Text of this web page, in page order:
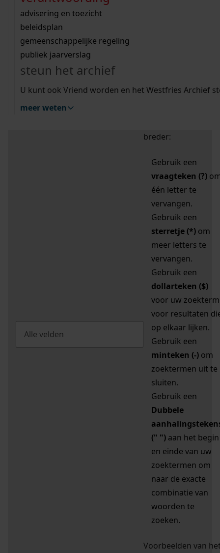
bouwvergunningen
omgevingsvergunningen
vergunningen
beeld en geluid
uitleg nodig?
Wij helpen u op weg met een aantal zoektips.
bekijk alle zoektips
Wij helpen u op weg met een aantal zoektips.
bekijk alle zoektips
bekijk ons geschiedenislokaal
advisering en toezicht
beleidsplan
gemeenschappelijke regeling
publiek jaarverslag
steun het archief
U kunt ook Vriend worden en het Westfries Archief
meer weten
zoektips
Mijn Studiezaal (inloggen)
uw zoekopdracht te
breder:
Gebruik een
vraagteken (?)
één letter te
vervangen.
Gebruik een
sterretje (*) om
meer letters te
vervangen.
Gebruik een
dollarteken ($)
voor uw zoekterm
voor resultaten
op elkaar lijken.
Gebruik een
minteken (-) om
zoektermen uit te
sluiten.
Gebruik een
Dubbele
(" ") aan het begin
en einde van uw
zoektermen om
naar de exacte
combinatie van
woorden te
zoeken.
Voorbeelden van